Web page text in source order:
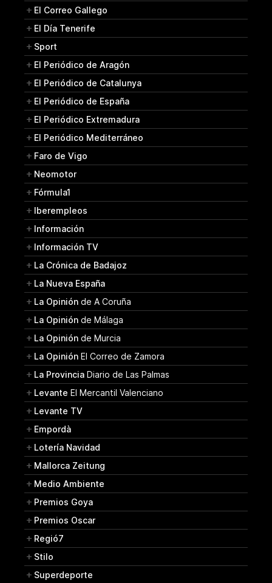
El Correo Gallego
El Día Tenerife
Sport
El Periódico de Aragón
El Periódico de Catalunya
El Periódico de España
El Periódico Extremadura
El Periódico Mediterráneo
Faro de Vigo
Neomotor
Fórmula1
Iberempleos
Información
Información TV
La Crónica de Badajoz
La Nueva España
La Opinión de A Coruña
La Opinión de Málaga
La Opinión de Murcia
La Opinión El Correo de Zamora
La Provincia Diario de Las Palmas
Levante El Mercantil Valenciano
Levante TV
Empordà
Lotería Navidad
Mallorca Zeitung
Medio Ambiente
Premios Goya
Premios Oscar
Regió7
Stilo
Superdeporte